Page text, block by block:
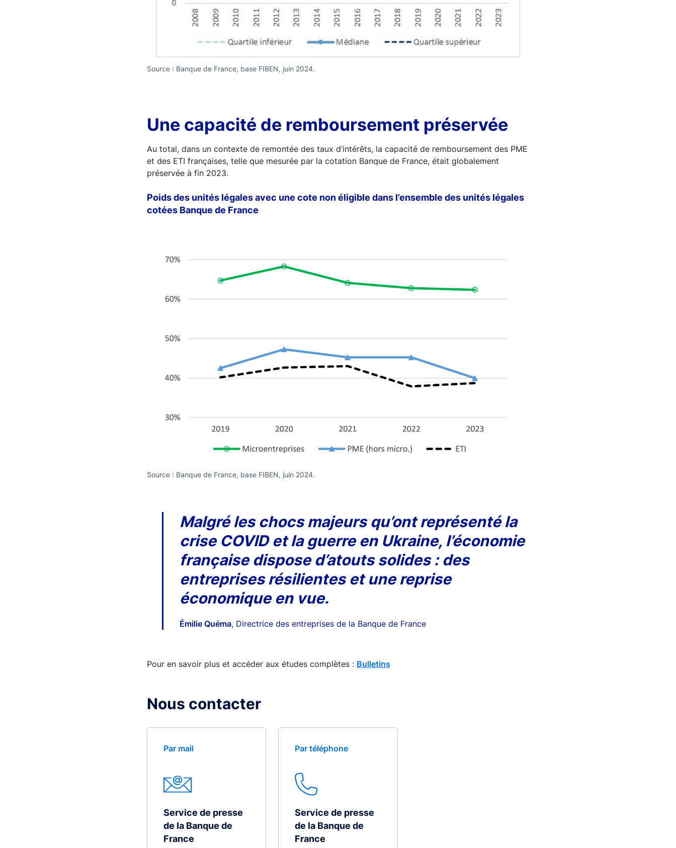
Source : Banque de France, base FIBEN, juin 2024.
Une capacité de remboursement préservée
Au total, dans un contexte de remontée des taux d’intérêts, la capacité de remboursement des PME
et des ETI françaises, telle que mesurée par la cotation Banque de France, était globalement
préservée à fin 2023.
Poids des unités légales avec une cote non éligible dans l’ensemble des unités légales
cotées Banque de France
Source : Banque de France, base FIBEN, juin 2024.
Malgré les chocs majeurs qu’ont représenté la
crise COVID et la guerre en Ukraine, l’économie
française dispose d’atouts solides : des
entreprises résilientes et une reprise
économique en vue.
Émilie Quéma, Directrice des entreprises de la Banque de France
Pour en savoir plus et accéder aux études complètes : Bulletins
Nous contacter
Par mail
Service de presse
de la Banque de
France
Par téléphone
Service de presse
de la Banque de
France